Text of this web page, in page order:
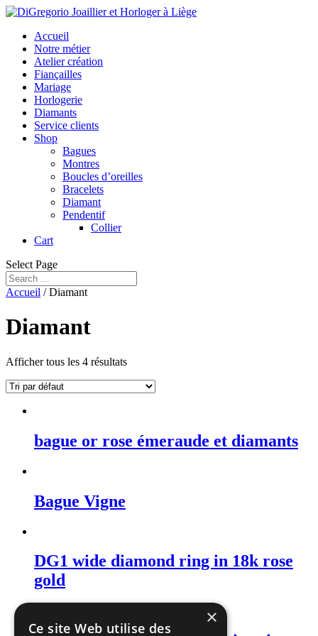
Accueil
Notre métier
Atelier création
Fiançailles
Mariage
Horlogerie
Diamants
Service clients
Shop
Bagues
Montres
Boucles d’oreilles
Bracelets
Diamant
Pendentif
Collier
Cart
Select Page
Accueil / Diamant
Diamant
Afficher tous les 4 résultats
bague or rose émeraude et diamants
Bague Vigne
DG1 wide diamond ring in 18k rose
gold
×
Ce site Web utilise des